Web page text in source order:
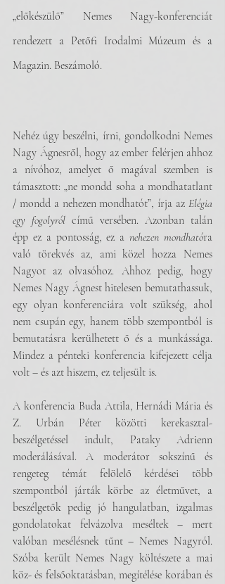
„előkészülő” Nemes Nagy-konferenciát
rendezett a Petőfi Irodalmi Múzeum és a
Magazin. Beszámoló.
Nehéz úgy beszélni, írni, gondolkodni Nemes
Nagy Ágnesről, hogy az ember felérjen ahhoz
a nívóhoz, amelyet ő magával szemben is
támasztott: „ne mondd soha a mondhatatlant
/ mondd a nehezen mondhatót”, írja az Elégia
egy fogolyról című versében. Azonban talán
épp ez a pontosság, ez a nehezen mondhatóra
való törekvés az, ami közel hozza Nemes
Nagyot az olvasóhoz. Ahhoz pedig, hogy
Nemes Nagy Ágnest hitelesen bemutathassuk,
egy olyan konferenciára volt szükség, ahol
nem csupán egy, hanem több szempontból is
bemutatásra kerülhetett ő és a munkássága.
Mindez a pénteki konferencia kifejezett célja
volt – és azt hiszem, ez teljesült is.
A konferencia Buda Attila, Hernádi Mária és
Z. Urbán Péter közötti kerekasztal-
beszélgetéssel indult, Pataky Adrienn
moderálásával. A moderátor sokszínű és
rengeteg témát felölelő kérdései több
szempontból járták körbe az életművet, a
beszélgetők pedig jó hangulatban, izgalmas
gondolatokat felvázolva meséltek – mert
valóban mesélésnek tűnt – Nemes Nagyról.
Szóba került Nemes Nagy költészete a mai
köz- és felsőoktatásban, megítélése korában és